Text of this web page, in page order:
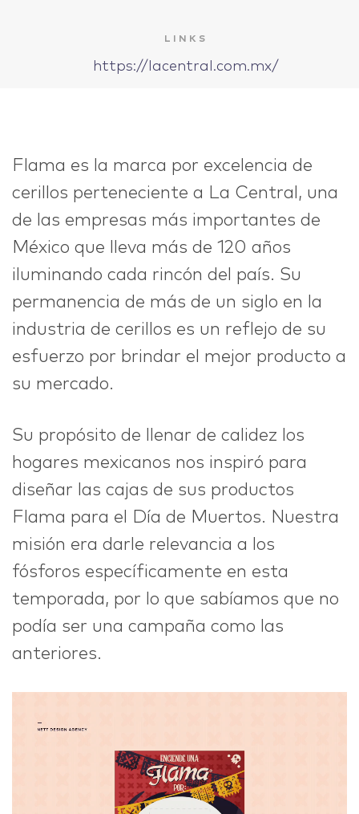
LINKS
https://lacentral.com.mx/
Flama es la marca por excelencia de
cerillos perteneciente a La Central, una
de las empresas más importantes de
México que lleva más de 120 años
iluminando cada rincón del país. Su
permanencia de más de un siglo en la
industria de cerillos es un reflejo de su
esfuerzo por brindar el mejor producto a
su mercado.
Su propósito de llenar de calidez los
hogares mexicanos nos inspiró para
diseñar las cajas de sus productos
Flama para el Día de Muertos. Nuestra
misión era darle relevancia a los
fósforos específicamente en esta
temporada, por lo que sabíamos que no
podía ser una campaña como las
anteriores.
CONTACT
hi@nett.mx